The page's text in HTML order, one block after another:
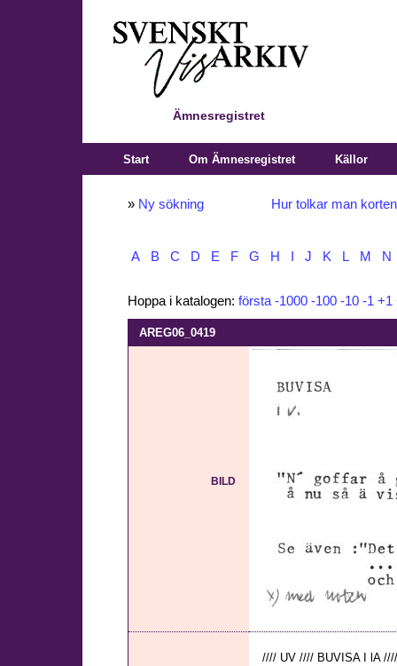
Ämnesregistret
Start Om Ämnesregistret Källor
» Ny sökning Hur tolkar man
A B C D E F G H J K L M N
Hoppa i katalogen: första -1000 -100 -10 -1 +1
AREG06_0419
BILD
//// UV //// BUVISA I lA